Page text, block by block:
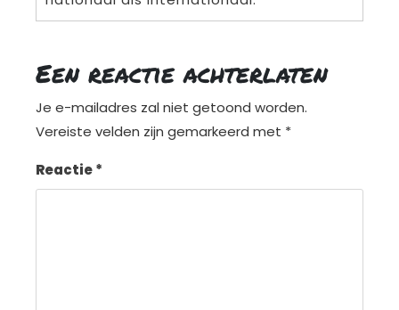
Een reactie achterlaten
Je e-mailadres zal niet getoond worden.
Vereiste velden zijn gemarkeerd met *
Reactie*